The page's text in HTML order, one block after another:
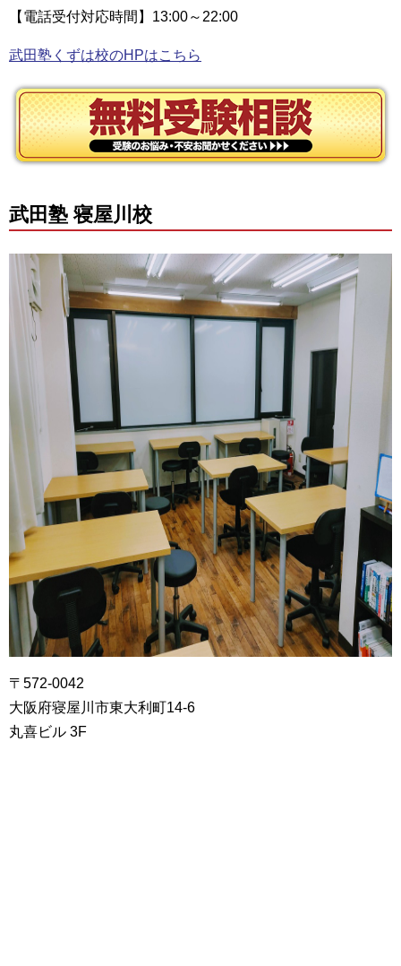
【電話受付対応時間】13:00～22:00
武田塾くずは校のHPはこちら
武田塾 寝屋川校
〒572-0042
大阪府寝屋川市東大利町14‐6
丸喜ビル 3F